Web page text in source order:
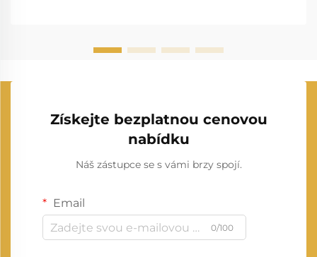
Získejte bezplatnou cenovou
nabídku
Náš zástupce se s vámi brzy spojí.
Email
0/100